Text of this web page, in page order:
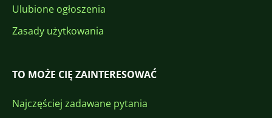
Ulubione ogłoszenia
Zasady użytkowania
TO MOŻE CIĘ ZAINTERESOWAĆ
Najczęściej zadawane pytania